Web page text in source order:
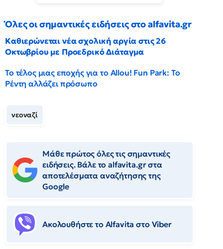
Όλες οι σημαντικές ειδήσεις στο alfavita.gr
Καθιερώνεται νέα σχολική αργία στις 26
Οκτωβρίου με Προεδρικό Διάταγμα
Το τέλος μιας εποχής για το Allou! Fun Park: Το
Ρέντη αλλάζει πρόσωπο
νεοναζί
Μάθε πρώτος όλες τις σημαντικές
ειδήσεις. Βάλε το alfavita.gr στα
αποτελέσματα αναζήτησης της
Google
Ακολουθήστε το Αlfavita στο Viber